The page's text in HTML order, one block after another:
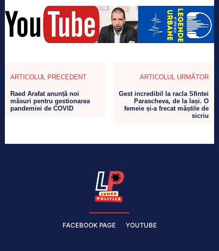
ARTICOLUL PRECEDENT
Raed Arafat anunță noi
măsuri pentru gestionarea
pandemiei de COVID
ARTICOLUL URMĂTOR
Gest incredibil la racla Sfintei
Parascheva, de la Iași. O
femeie și-a frecat măștile de
sicriu
FACEBOOK PAGE YOUTUBE